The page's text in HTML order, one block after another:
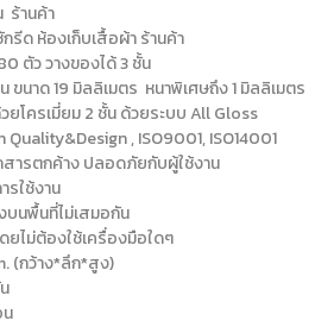
ร้านค้า
รีด ห้องเก็บเสื้อผ้า ร้านค้า
ตัว วางของได้ 3 ชั้น
ขนาด 19 มิลลิเมตร หนาพิเศษถึง 1 มิลลิเมตร
โครเมี่ยม 2 ชั้น ด้วยระบบ All Gloss
, ISO9001, ISO14001
สารตกค้าง ปลอดภัยกับผู้ใช้งาน
รใช้งาน
บนพื้นที่ไม่เสมอกัน
ยไม่ต้องใช้เครื่องมือใดๆ
กว้าง*ลึก*สูง)